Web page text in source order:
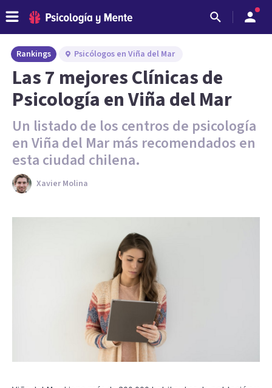
Rankings Psicólogos en Viña del Mar
Las 7 mejores Clínicas de
Psicología en Viña del Mar
Un listado de los centros de psicología
en Viña del Mar más recomendados en
esta ciudad chilena.
Xavier Molina